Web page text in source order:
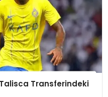
Transferindeki